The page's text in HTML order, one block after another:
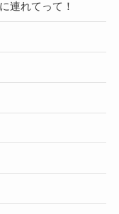
連れてって！